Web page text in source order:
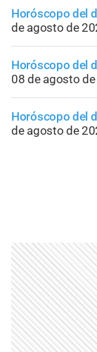
Horóscopo del
de agosto de
Horóscopo del
08 de agosto
Horóscopo del
de agosto de